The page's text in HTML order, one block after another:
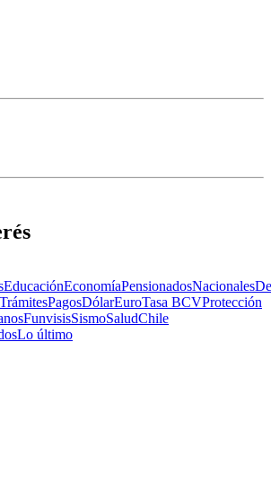
EducaciónEconomíaPensionadosNacionales
TrámitesPagosDólarEuroTasa BCVProtección
FunvisisSismoSaludChile
Lo último